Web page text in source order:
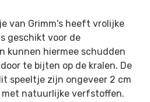
van Grimm's heeft vrolijke
geschikt voor de
kunnen hiermee schudden
te bijten op de kralen. De
speeltje zijn ongeveer 2 cm
natuurlijke verfstoffen.